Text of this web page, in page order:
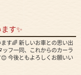
す✨
す🌈 新しいお車との思い出
ッフ一同、これからのカーラ
今後ともよろしくお願いい